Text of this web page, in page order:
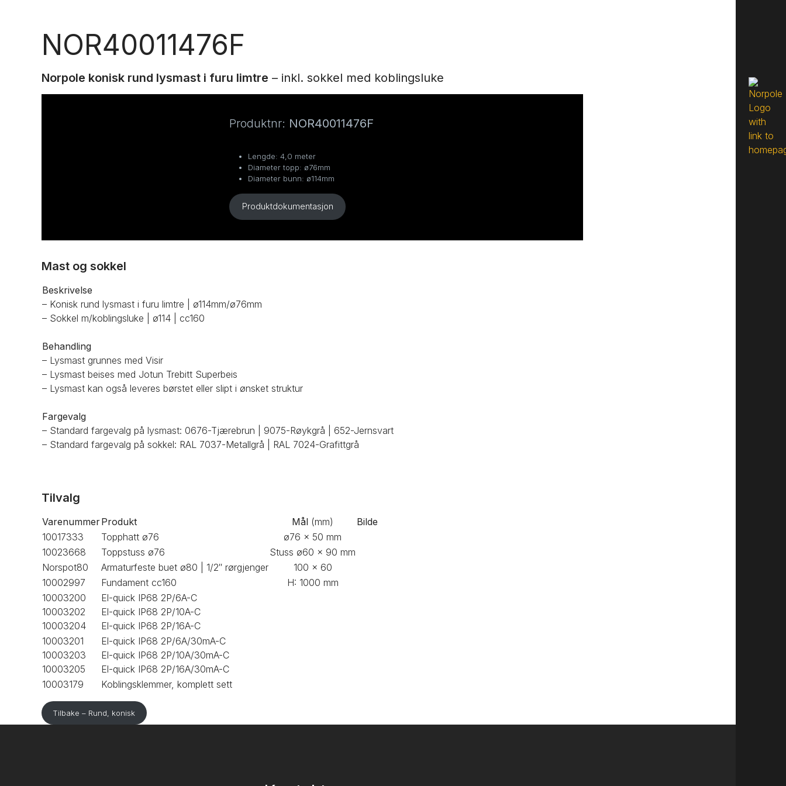
NOR40011476F
Norpole konisk rund lysmast i furu limtre – inkl. sokkel med koblingsluke
Produktnr: NOR40011476F
Lengde: 4,0 meter
Diameter topp: ø76mm
Diameter bunn: ø114mm
Produktdokumentasjon
Mast og sokkel
Beskrivelse
– Konisk rund lysmast i furu limtre | ø114mm/ø76mm
– Sokkel m/koblingsluke | ø114 | cc160
Behandling
– Lysmast grunnes med Visir
– Lysmast beises med Jotun Trebitt Superbeis
– Lysmast kan også leveres børstet eller slipt i ønsket struktur
Fargevalg
– Standard fargevalg på lysmast: 0676-Tjærebrun | 9075-Røykgrå | 652-Jernsvart
– Standard fargevalg på sokkel: RAL 7037-Metallgrå | RAL 7024-Grafittgrå
Tilvalg
VarenummerProdukt Mål (mm)
Bilde
10017333
Topphatt ø76
ø76 x 50 mm
10023668
Toppstuss ø76
Stuss ø60 x 90 mm
Norspot80
Armaturfeste buet ø80 | 1/2″ rørgjenger
100 x 60
10002997
Fundament cc160
H: 1000 mm
10003200
10003202
10003204
El-quick IP68 2P/6A-C
El-quick IP68 2P/10A-C
El-quick IP68 2P/16A-C
10003201
10003203
10003205
El-quick IP68 2P/6A/30mA-C
El-quick IP68 2P/10A/30mA-C
El-quick IP68 2P/16A/30mA-C
10003179
Koblingsklemmer, komplett sett
Tilbake – Rund, konisk